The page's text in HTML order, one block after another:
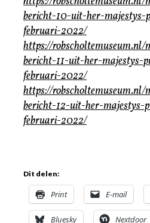
bericht-10-uit-her-
februari-2022/
https://
bericht-11-uit-her-majestys-
februari-2022/
https://
bericht-12-uit-her-majestys-
februari-2022/
Dit delen:
Print E-mail
Bluesky Nextdoor